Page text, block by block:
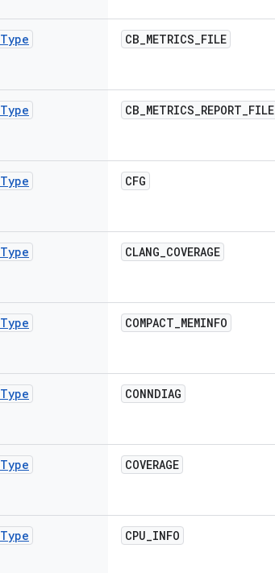
Type CB_METRICS_FILE
Type CB_METRICS_REPORT_FILE
Type CFG
Type CLANG_COVERAGE
Type COMPACT_MEMINFO
Type CONNDIAG
Type COVERAGE
Type CPU_INFO